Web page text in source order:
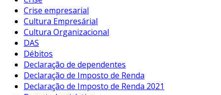
Crise empresarial
Cultura Empresárial
Cultura Organizacional
DAS
Débitos
Declaração de dependentes
Declaração de Imposto de Renda
Declaração de Imposto de Renda 2021